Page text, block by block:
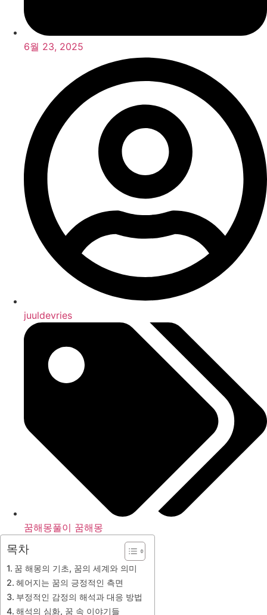
6월 23, 2025
juuldevries
꿈해몽풀이 꿈해몽
목차
꿈 해몽의 기초, 꿈의 세계와 의미
헤어지는 꿈의 긍정적인 측면
부정적인 감정의 해석과 대응 방법
해석의 심화, 꿈 속 이야기들